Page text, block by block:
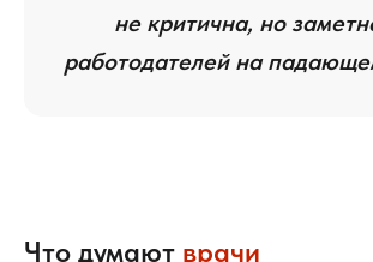
не критична, но
работодателей на
Что думают врачи